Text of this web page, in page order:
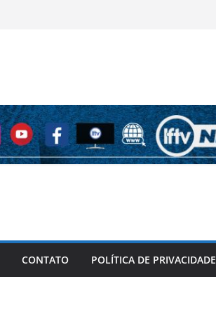
CONTATO POLÍTICA DE PRIVACIDADE